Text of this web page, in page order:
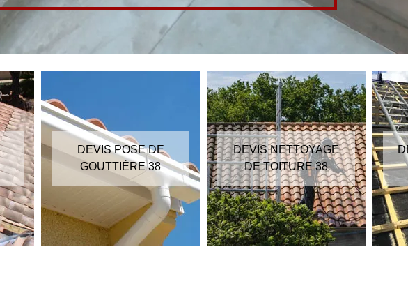
DEVIS POSE DE
GOUTTIÈRE 38
DEVIS NETTOYAGE
DE TOITURE 38